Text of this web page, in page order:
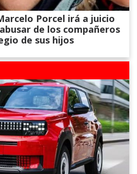
Porcel irá a juicio
de los compañeros
de sus hijos